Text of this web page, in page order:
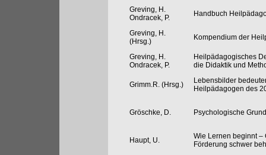
Greving, H.
Ondracek, P.
Handbuch
Greving, H.
(Hrsg.)
Kompendium der
Greving, H.
Ondracek, P.
Heilpädagogisches
die Didaktik und
Grimm.R. (Hrsg.)
Lebensbilder
Heilpädagogen des
Gröschke, D. Psychologische
Haupt, U.
Wie Lernen beginnt –
Förderung schwer